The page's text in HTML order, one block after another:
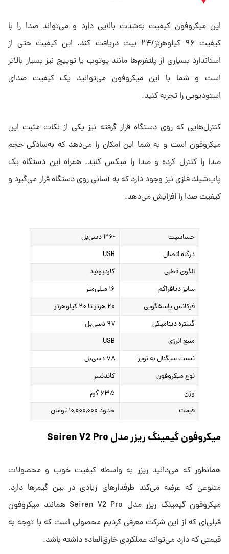
این میکروفون کیفیت به‌شدت بالایی دارد و می‌تواند صدا را با
کیفیت ۹۶ کیلوهرتز/۲۴ بیت دریافت کند. این کیفیت حتی از
استاندارد بسیاری از پلتفرم‌ها مانند یوتوب یا توییچ نیز بسیار بالاتر
است و شما با این میکروفون می‌توانید یک کیفیت صدای
استودیویی را تجربه کنید.
کنترل‌هایی که روی دستگاه قرار گرفته نیز یکی از نکات مثبت این
میکروفون است و به شما این امکان را می‌دهد که به‌سادگی حجم
صدا را کنترل کرده و صدا را میکس کنید. همراه این دستگاه یک
پاپ‌شیلد فلزی نیز وجود دارد که به آسانی روی دستگاه قرار می‌گیرد و
کیفیت صدا را افزایش می‌دهد.
حساسیت
-۳۶ دسی‌بل
درگاه اتصال
USB
الگوی قطبی
کاردیوئید
سایز دیافراگم
۱۶ میلی‌متر
فرکانس پاسخگویی
۲۰ هرتز تا ۲۰ کیلوهرتز
گستره دینامیکی
۹۷ دسی‌بل
منبع انرژی
USB
نسبت سیگنال به نویز
۷۸ دسی‌بل
نوع میکروفون
کاندنسر
وزن
۶۳۵ گرم
قیمت
حدود ۱۰,۰۰۰,۰۰۰ تومان
میکروفون گیمینگ ریزر مدل Seiren V2 Pro
همانطور که می‌دانید ریزر به واسطه کیفیت خوب و محصولات
متنوعی که عرضه می‌کند طرفدارهای زیادی در بین گیمرها دارد.
میکروفون گیمینگ ریزر مدل Seiren V2 Pro همانند میکروفون
قبلی‌ای که از این شرکت معرفی کردیم محصولی است که با توجه به
قیمتی که دارد می‌تواند عملکردی خارق‌العاده داشته باشد.